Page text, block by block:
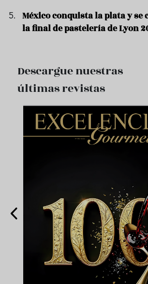
México conquista la plata y se
la final de pastelería de Lyon
Descargue nuestras
últimas revistas